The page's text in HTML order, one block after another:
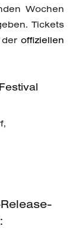
Wochen
Tickets
offiziellen